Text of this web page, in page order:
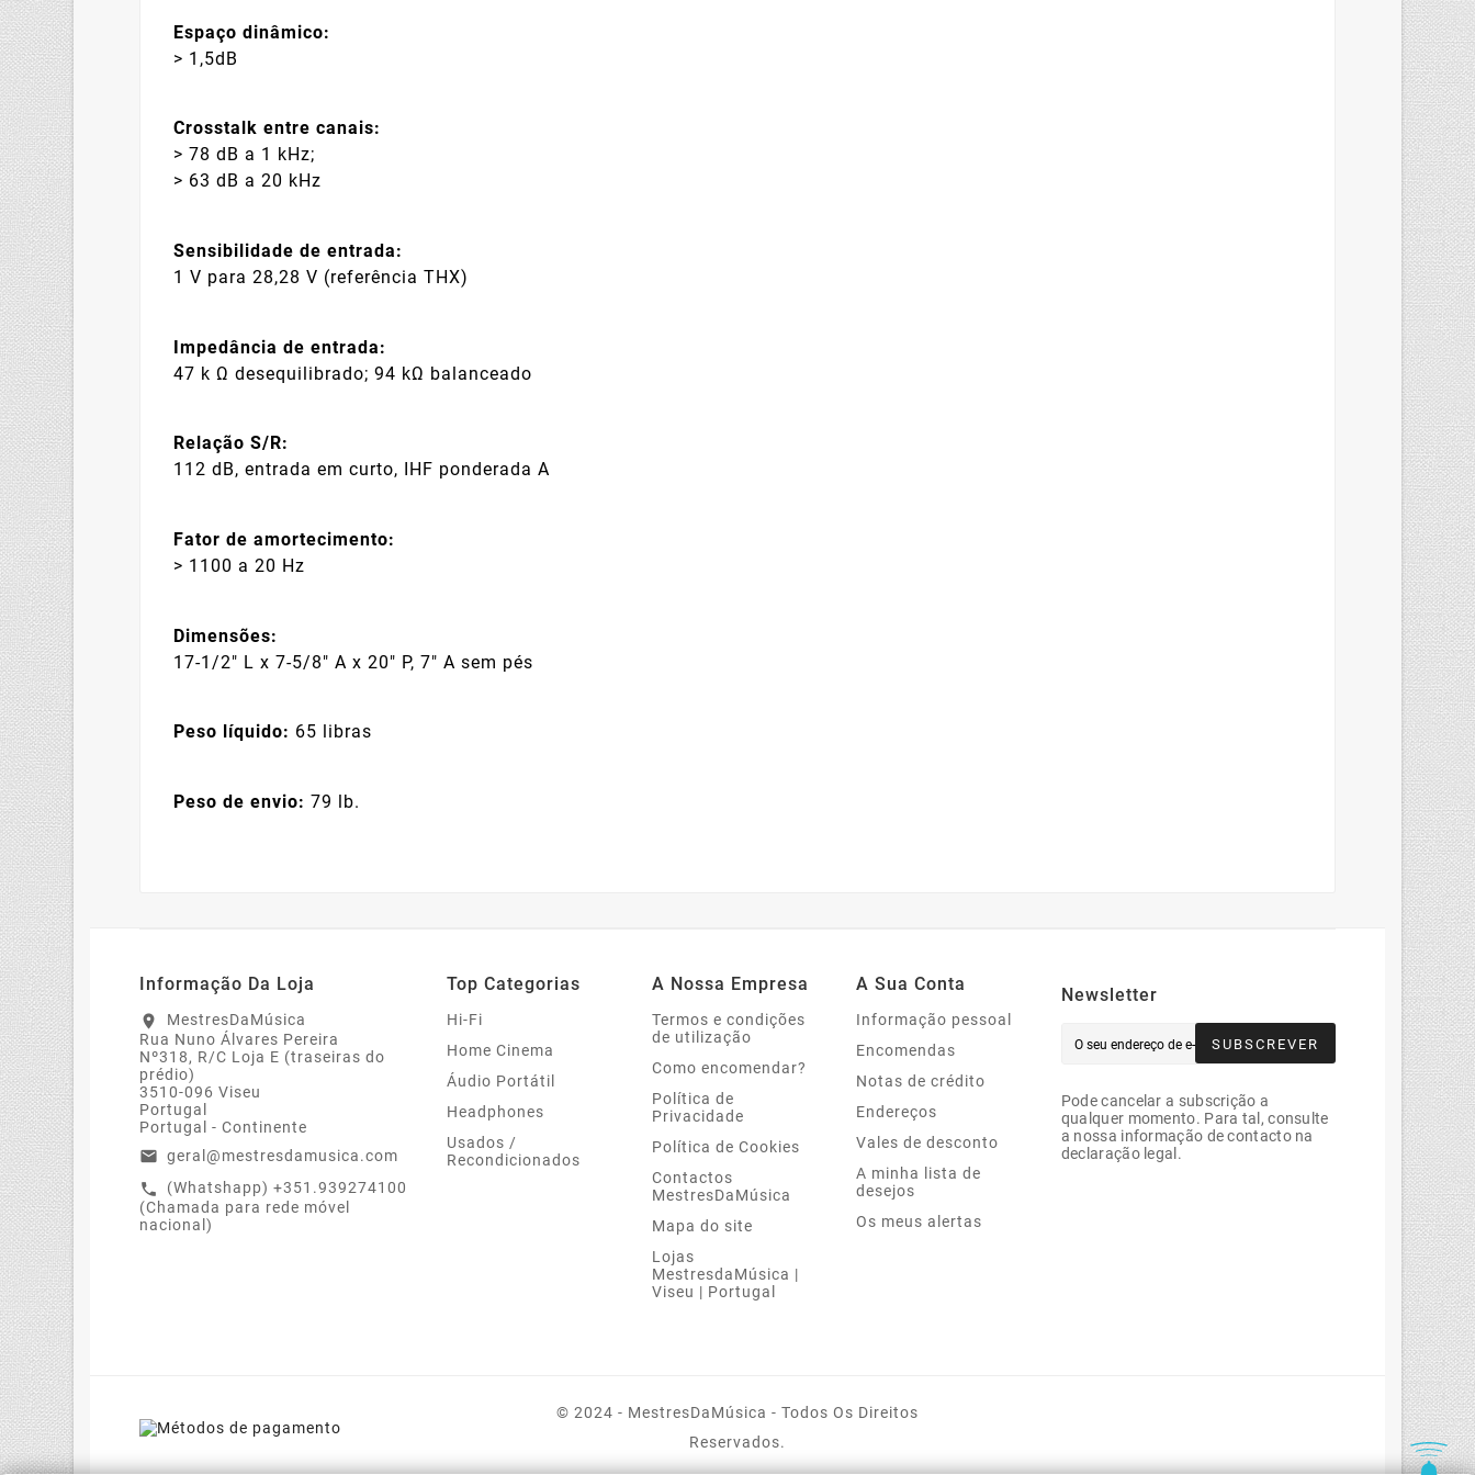
Espaço dinâmico:
> 1,5dB
Crosstalk entre canais:
> 78 dB a 1 kHz;
> 63 dB a 20 kHz
Sensibilidade de entrada:
1 V para 28,28 V (referência THX)
Impedância de entrada:
47 k Ω desequilibrado; 94 kΩ balanceado
Relação S/R:
112 dB, entrada em curto, IHF ponderada A
Fator de amortecimento:
> 1100 a 20 Hz
Dimensões:
17-1/2" L x 7-5/8" A x 20" P, 7" A sem pés
Peso líquido: 65 libras
Peso de envio: 79 lb.
Informação Da Loja
location_on
MestresDaMúsica
Rua Nuno Álvares Pereira
Nº318, R/C Loja E (traseiras do
prédio)
3510-096 Viseu
Portugal
Portugal - Continente
email geral@mestresdamusica.com
call
(Whatshapp) +351.939274100
(Chamada para rede móvel
nacional)
Top Categorias
Hi-Fi
Home Cinema
Áudio Portátil
Headphones
Usados /
Recondicionados
A Nossa Empresa
Termos e condições
de utilização
Como encomendar?
Política de
Privacidade
Política de Cookies
Contactos
MestresDaMúsica
Mapa do site
Lojas
MestresdaMúsica |
Viseu | Portugal
A Sua Conta
Informação pessoal
Encomendas
Notas de crédito
Endereços
Vales de desconto
A minha lista de
desejos
Os meus alertas
Newsletter
SUBSCREVER
Pode cancelar a subscrição a
qualquer momento. Para tal, consulte
a nossa informação de contacto na
declaração legal.
© 2024 - MestresDaMúsica - Todos Os Direitos
Reservados.